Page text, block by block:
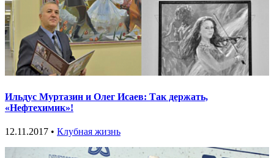
Ильдус Муртазин и Олег Исаев: Так держать,
«Нефтехимик»!
12.11.2017 • Клубная жизнь